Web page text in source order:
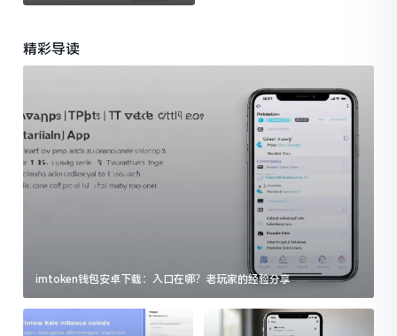
精彩导读
imtoken钱包安卓下载：入口在哪？老玩家的经验分享